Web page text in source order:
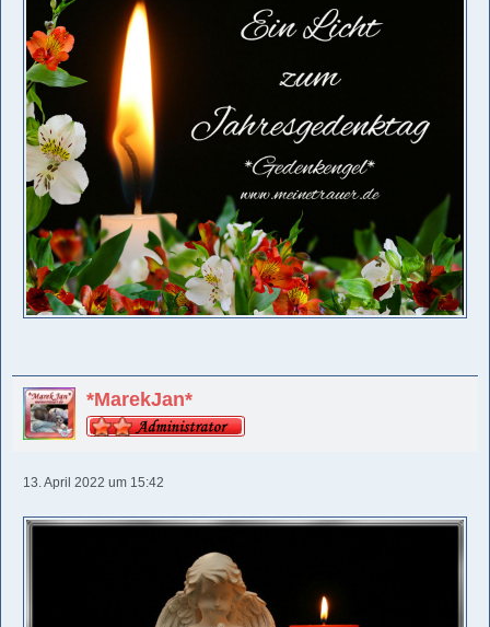
*MarekJan*
13. April 2022 um 15:42